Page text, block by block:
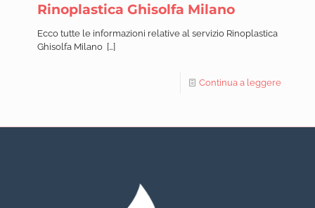
Rinoplastica Ghisolfa Milano
Ecco tutte le informazioni relative al servizio Rinoplastica
Ghisolfa Milano […]
Continua a leggere